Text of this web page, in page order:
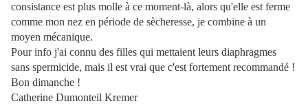
consistance est plus molle à ce moment-là, alors qu'elle est ferme
comme mon nez en période de sècheresse, je combine à un
moyen mécanique.
Pour info j'ai connu des filles qui mettaient leurs diaphragmes
sans spermicide, mais il est vrai que c'est fortement recommandé !
Bon dimanche !
Catherine Dumonteil Kremer